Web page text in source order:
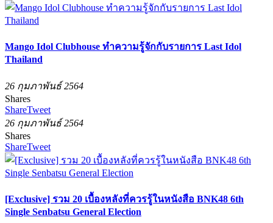
Mango Idol Clubhouse ทำความรู้จักกับรายการ Last Idol
Thailand
26 กุมภาพันธ์ 2564
Shares
ShareTweet
26 กุมภาพันธ์ 2564
Shares
ShareTweet
[Exclusive] รวม 20 เบื้องหลังที่ควรรู้ในหนังสือ BNK48 6th
Single Senbatsu General Election